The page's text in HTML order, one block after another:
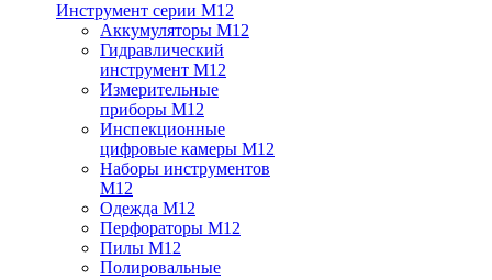
Инструмент серии M12
Аккумуляторы M12
Гидравлический
инструмент M12
Измерительные
приборы M12
Инспекционные
цифровые камеры M12
Наборы инструментов
M12
Одежда M12
Перфораторы M12
Пилы M12
Полировальные